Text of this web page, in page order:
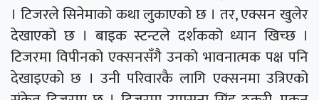
। टिजरले सिनेमाको कथा लुकाएको छ । तर, एक्सन खुलेर
देखाएको छ । बाइक स्टन्टले दर्शकको ध्यान खिच्छ ।
टिजरमा विपीनको एक्सनसँगै उनको भावनात्मक पक्ष पनि
देखाइएको छ । उनी परिवारकै लागि एक्सनमा उत्रिएको